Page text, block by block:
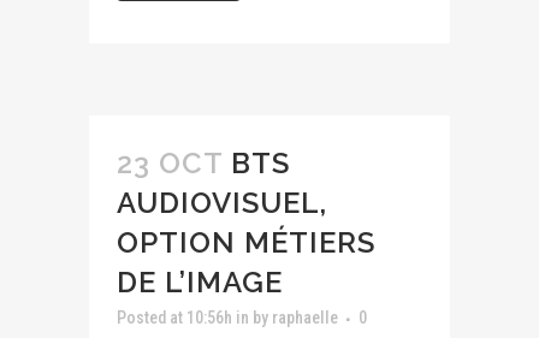
23 OCT BTS
AUDIOVISUEL,
OPTION MÉTIERS
DE L’IMAGE
Posted at 10:56h in by raphaelle
0